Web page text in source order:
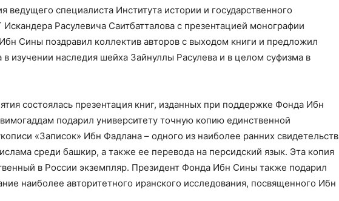
ведущего специалиста Института истории и государственного
Расулевича Саитбатталова с презентацией монографии
Сины поздравил коллектив авторов с выходом книги и предложил
изучении наследия шейха Зайнуллы Расулева и в целом суфизма в
состоялась презентация книг, изданных при поддержке Фонда Ибн
подарил университету точную копию единственной
«Записок» Ибн Фадлана – одного из наиболее ранних свидетельств
среди башкир, а также ее перевода на персидский язык. Эта копия
в России экземпляр. Президент Фонда Ибн Сины также подарил
наиболее авторитетного иранского исследования, посвященного Ибн